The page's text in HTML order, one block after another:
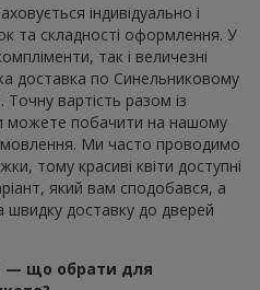
індивідуально і
та складності оформлення. У
так і величезні
доставка по Синельниковому
вартість разом із
можете побачити на нашому
Ми часто проводимо
тому красиві квіти доступні
який вам сподобався, а
швидку доставку до дверей
— що обрати для